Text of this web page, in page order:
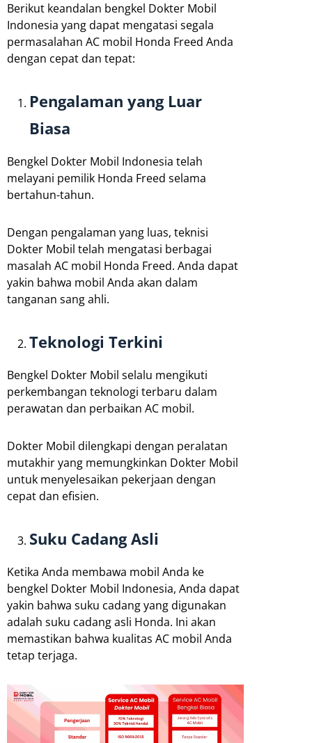
Berikut keandalan bengkel Dokter Mobil
Indonesia yang dapat mengatasi segala
permasalahan AC mobil Honda Freed Anda
dengan cepat dan tepat:
Pengalaman yang Luar
Biasa
Bengkel Dokter Mobil Indonesia telah
melayani pemilik Honda Freed selama
bertahun-tahun.
Dengan pengalaman yang luas, teknisi
Dokter Mobil telah mengatasi berbagai
masalah AC mobil Honda Freed. Anda dapat
yakin bahwa mobil Anda akan dalam
tanganan sang ahli.
Teknologi Terkini
Bengkel Dokter Mobil selalu mengikuti
perkembangan teknologi terbaru dalam
perawatan dan perbaikan AC mobil.
Dokter Mobil dilengkapi dengan peralatan
mutakhir yang memungkinkan Dokter Mobil
untuk menyelesaikan pekerjaan dengan
cepat dan efisien.
Suku Cadang Asli
Ketika Anda membawa mobil Anda ke
bengkel Dokter Mobil Indonesia, Anda dapat
yakin bahwa suku cadang yang digunakan
adalah suku cadang asli Honda. Ini akan
memastikan bahwa kualitas AC mobil Anda
tetap terjaga.